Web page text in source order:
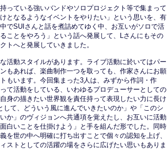
ている強いバンドやソロプロジェクト等で集まって
となるようなイベントをやりたい」という思いを、有
でSUIさんと話を煮詰めてゆく中、お互いがソロで活
ことをやろう」という話へ発展して、Lさんにもその
トへと発展していきました。
活動スタイルがあります。ライブ活動に於いてはパー
もあれば、楽曲制作一つを取っても、作家さんにお願
もいます。今回集まった3人は、みずから作詞・作
て活動をしている、いわゆるプロデューサーとしての
身の描きたい世界観を責任持って表現したい力に長け
て、どういう風に進んでいきたいのか」や「このシ
か」のヴィジョンへ共通項を覚えたし、お互いに活動
白いことを仕掛けよう」と手を組んだ形でした。同時
を世の中へ明確に打ち出すことで個々の認知を上げ、
ストとしての活躍の場をさらに広げたい思いもありま